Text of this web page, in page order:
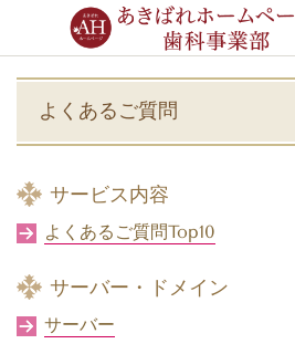
よくあるご質問
サービス内容
よくあるご質問Top10
サーバー・ドメイン
サーバー